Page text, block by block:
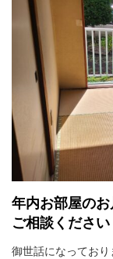
年内お部屋の
ご相談ください
御世話になってお